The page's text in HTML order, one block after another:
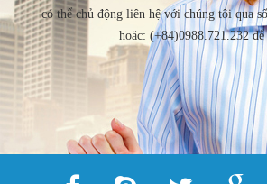
có thể chủ động liên hệ với chúng tôi qua
hoặc: (+84)0988.721.232